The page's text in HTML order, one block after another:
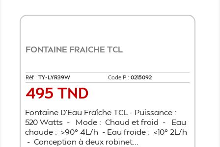
FONTAINE FRAICHE TCL
Réf : TY-LYR39W Code P : 0215092
Prix
495 TND
Fontaine D'Eau Fraîche TCL - Puissance :
520 Watts - Mode : Chaud et froid - Eau
chaude : >90° 4L/h - Eau froide : <10° 2L/h
- Conception à deux robinet...